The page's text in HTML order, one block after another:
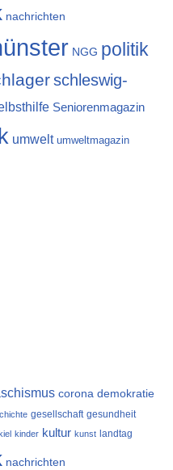
nachrichten
NGG politik
schleswig-
Seniorenmagazin
umwelt umweltmagazin
corona demokratie
gesellschaft gesundheit
kinder kultur kunst landtag
nachrichten